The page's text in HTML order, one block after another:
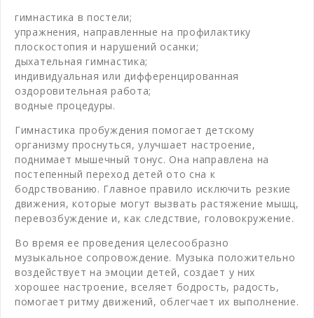
гимнастика в постели;
упражнения, направленные на профилактику
плоскостопия и нарушений осанки;
дыхательная гимнастика;
индивидуальная или дифференцированная
оздоровительная работа;
водные процедуры.
Гимнастика пробуждения помогает детскому
организму проснуться, улучшает настроение,
поднимает мышечный тонус. Она направлена на
постепенный переход детей ото сна к
бодрствованию. Главное правило исключить резкие
движения, которые могут вызвать растяжение мышц,
перевозбуждение и, как следствие, головокружение.
Во время ее проведения целесообразно
музыкальное сопровождение. Музыка положительно
воздействует на эмоции детей, создает у них
хорошее настроение, вселяет бодрость, радость,
помогает ритму движений, облегчает их выполнение.